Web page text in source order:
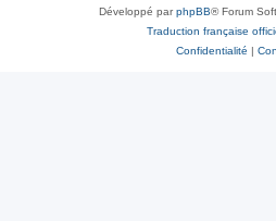
Développé parphpBB® Forum
Traduction française
Confidentialité |